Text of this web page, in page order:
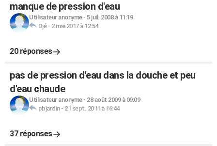
manque de pression d'eau
Utilisateur anonyme- 5 juil. 2008 à 11:19
Djé- 2 mai 2017 à 12:54
20 réponses
pas de pression d'eau dans la douche et peu
d'eau chaude
Utilisateur anonyme- 28 août 2009 à 09:09
pbjardin- 21 sept. 2011 à 16:44
37 réponses